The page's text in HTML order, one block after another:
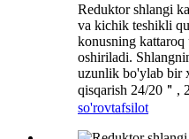
Reduktor shlangi
va kichik teshikli
konusning
oshiriladi.
uzunlik bo'ylab bir
qisqarish 24/20＂,
so'rovtafsilot